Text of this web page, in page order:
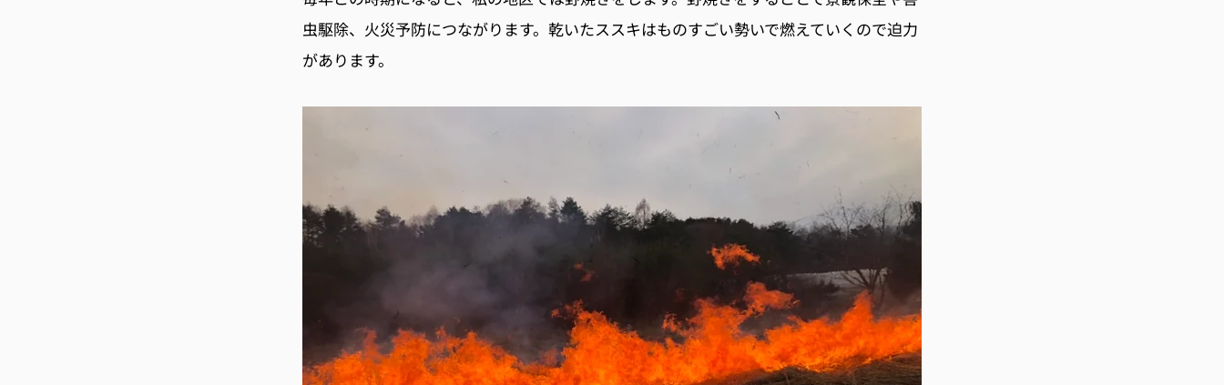
虫駆除、火災予防につながります。 乾いたススキはものすごい勢いで燃えていくので迫力
があります。